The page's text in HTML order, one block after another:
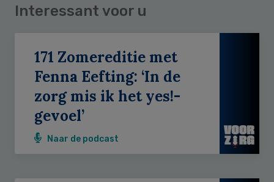
Interessant voor u
171 Zomereditie met
Fenna Eefting: ‘In de
zorg mis ik het yes!-
gevoel’
Naar de podcast